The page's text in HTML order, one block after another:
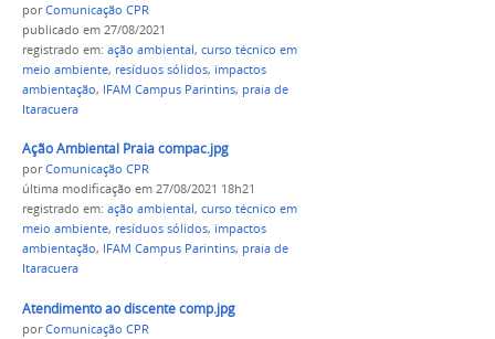
porComunicação CPR
publicado em 27/08/2021
registrado em: ação ambiental, curso técnico em
meio ambiente, resíduos sólidos, impactos
ambientação, IFAM Campus Parintins, praia de
Itaracuera
Ação Ambiental Praia compac.jpg
porComunicação CPR
última modificação em 27/08/2021 18h21
registrado em: ação ambiental, curso técnico em
meio ambiente, resíduos sólidos, impactos
ambientação, IFAM Campus Parintins, praia de
Itaracuera
Atendimento ao discente comp.jpg
porComunicação CPR